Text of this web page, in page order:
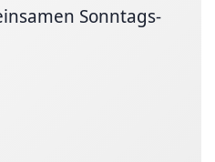
Sonntags-